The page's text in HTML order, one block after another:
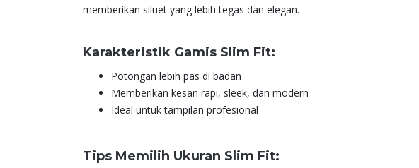
memberikan siluet yang lebih tegas dan elegan.
Karakteristik Gamis Slim Fit:
Potongan lebih pas di badan
Memberikan kesan rapi, sleek, dan modern
Ideal untuk tampilan profesional
Tips Memilih Ukuran Slim Fit: